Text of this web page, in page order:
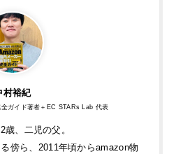
村裕紀
全ガイド著者＋EC STARs Lab 代表
、二児の父。
傍ら、2011年頃からamazon物